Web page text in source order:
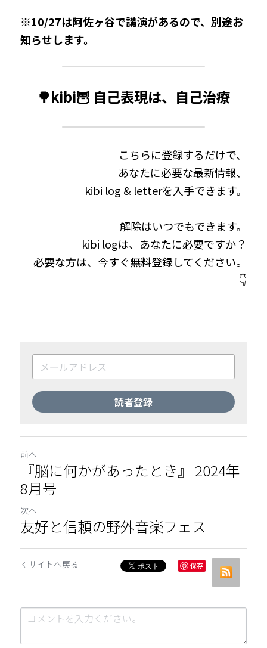
※10/27は阿佐ヶ谷で講演があるので、別途お
知らせします。
🌳kibi🦉 自己表現は、自己治療
こちらに登録するだけで、
あなたに必要な最新情報、
kibi log & letterを入手できます。
解除はいつでもできます。
kibi logは、あなたに必要ですか？
必要な方は、今すぐ無料登録してください。
👇
読者登録
前へ
『脳に何かがあったとき』 2024年
8月号
次へ
友好と信頼の野外音楽フェス
サイトへ戻る 保存